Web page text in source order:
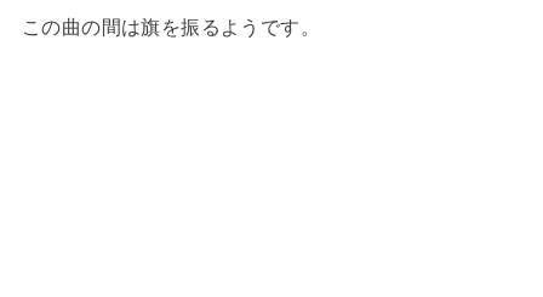
この曲の間は旗を振るようです。